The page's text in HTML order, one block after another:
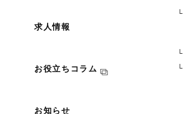
求人情報
お役立ちコラム
お知らせ